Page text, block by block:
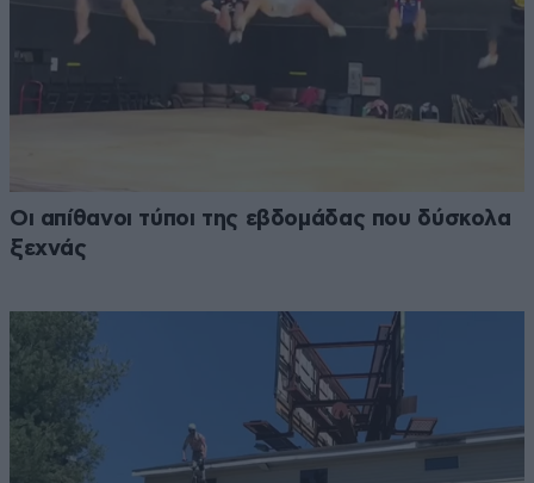
Οι απίθανοι τύποι της εβδομάδας που δύσκολα
ξεχνάς